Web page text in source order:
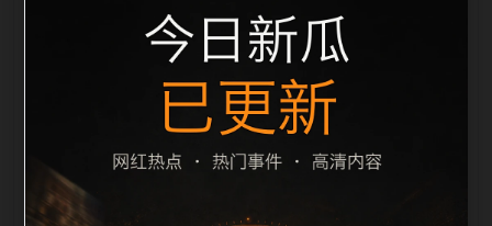
间识别一致主题。后续每日采集时，建议继续执行远程
图片本地化、坏图默认图兜底、标题去重和 description
长度过滤。如果同一主题下有多个相近页面，应通过不
同角度补充事件背景、访问场景、相关问题或专题入
口，降低站群页面之间的重复感。页面底部保留同类推
荐、上一篇下一篇和 sitemap 入口，保证重要页面点击